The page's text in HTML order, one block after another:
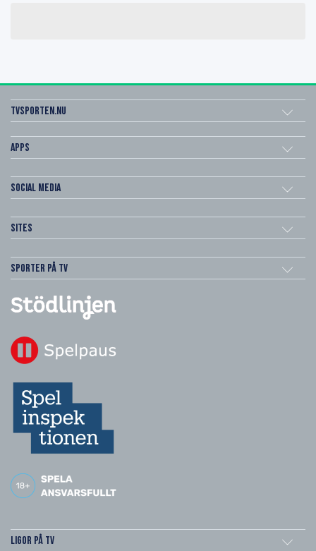
Tvsporten.nu
Apps
Social Media
Sites
Sporter på TV
Ligor på TV